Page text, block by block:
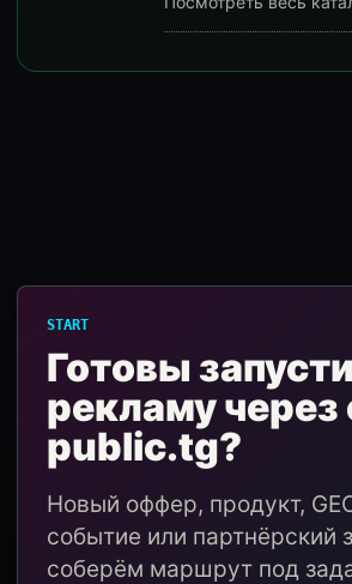
START
Готовы
рекламу через
public.tg?
Новый оффер, продукт,
событие или партнёрский
соберём маршрут под